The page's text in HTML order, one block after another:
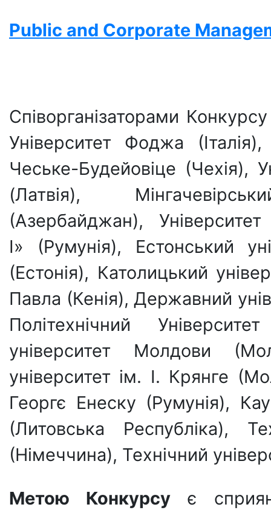
Public and Corporate
Співорганізаторами
Університет Фоджа
Чеське-Будейовіце (Чехія),
(Латвія),
(Азербайджан),
І» (Румунія), Естонський
(Естонія), Католицький
Павла (Кенія), Державний
Політехнічний
університет Молдови
університет ім. І. Крянге
Георгє Енеску (Румунія),
(Литовська Республіка),
(Німеччина), Технічний
Метою Конкурсує